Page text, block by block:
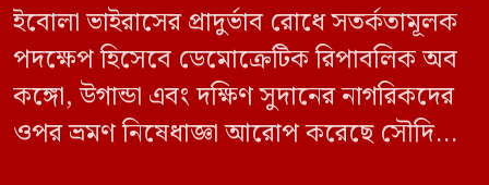
ইবোলা ভাইরাসের প্রাদুর্ভাব রোধে সতর্কতামূলক
পদক্ষেপ হিসেবে ডেমোক্রেটিক রিপাবলিক অব
কঙ্গো, উগান্ডা এবং দক্ষিণ সুদানের নাগরিকদের
ওপর ভ্রমণ নিষেধাজ্ঞা আরোপ করেছে সৌদি